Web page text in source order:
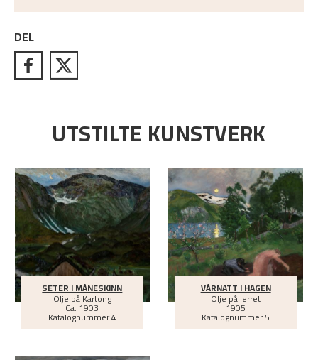
DEL
UTSTILTE KUNSTVERK
SETER I MÅNESKINN
Olje på Kartong
Ca. 1903
Katalognummer 4
VÅRNATT I HAGEN
Olje på lerret
1905
Katalognummer 5